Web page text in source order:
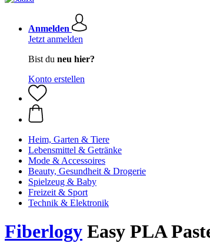
Anmelden
Jetzt anmelden
Bist du neu hier?
Konto erstellen
Heim, Garten & Tiere
Lebensmittel & Getränke
Mode & Accessoires
Beauty, Gesundheit & Drogerie
Spielzeug & Baby
Freizeit & Sport
Technik & Elektronik
Fiberlogy Easy PLA